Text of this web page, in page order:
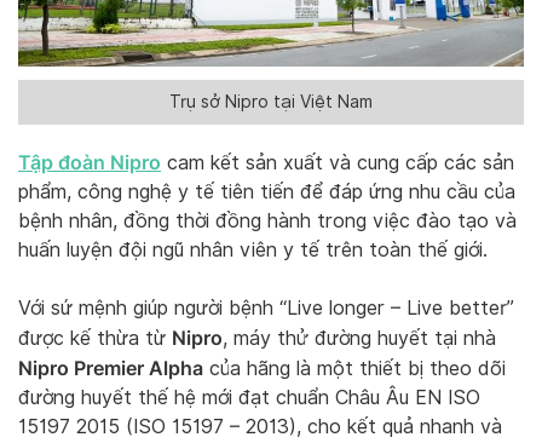
Trụ sở Nipro tại Việt Nam
Tập đoàn Nipro cam kết sản xuất và cung cấp các sản
phẩm, công nghệ y tế tiên tiến để đáp ứng nhu cầu của
bệnh nhân, đồng thời đồng hành trong việc đào tạo và
huấn luyện đội ngũ nhân viên y tế trên toàn thế giới.
Với sứ mệnh giúp người bệnh “Live longer – Live better”
được kế thừa từ Nipro, máy thử đường huyết tại nhà
Nipro Premier Alpha của hãng là một thiết bị theo dõi
đường huyết thế hệ mới đạt chuẩn Châu Âu EN ISO
15197 2015 (ISO 15197 – 2013), cho kết quả nhanh và